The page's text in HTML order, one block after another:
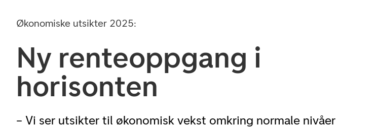
Økonomiske utsikter 2025:
Ny renteoppgang i
horisonten
– Vi ser utsikter til økonomisk vekst omkring normale nivåer